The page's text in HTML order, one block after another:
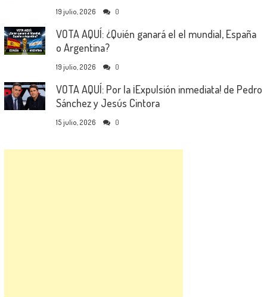
19 julio, 2026 0
VOTA AQUÍ: ¿Quién ganará el el mundial, España
o Argentina?
19 julio, 2026 0
VOTA AQUÍ: Por la ¡Expulsión inmediata! de Pedro
Sánchez y Jesús Cintora
15 julio, 2026 0